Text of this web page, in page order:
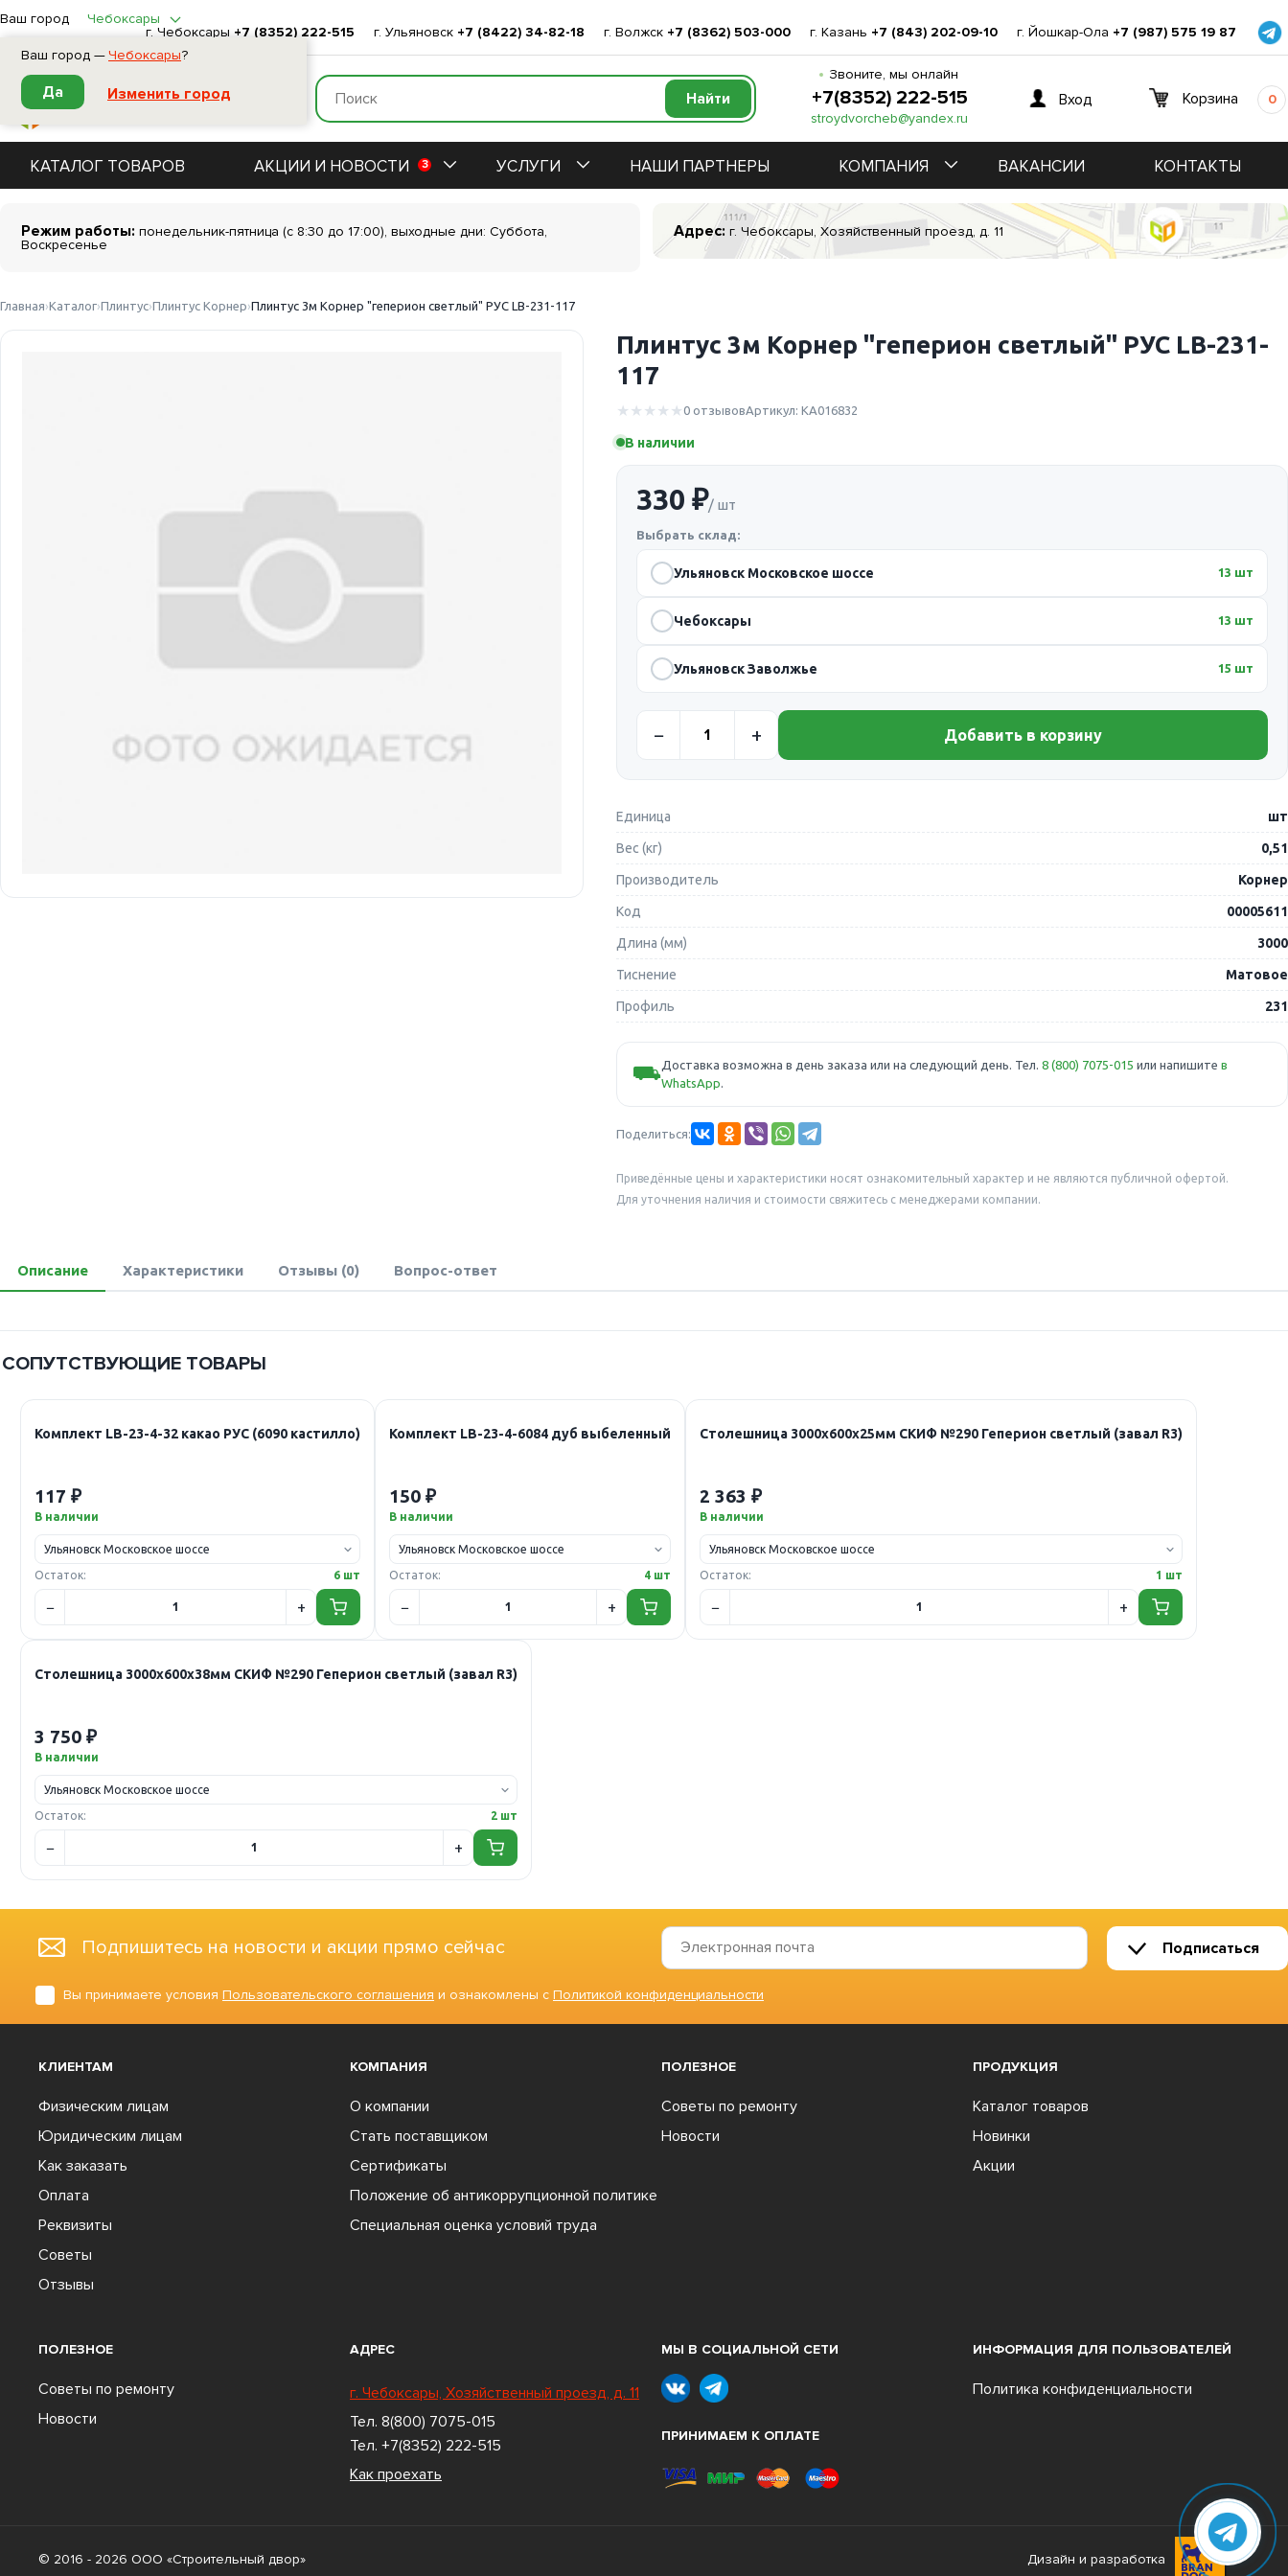
Ваш город —Чебоксары?
Да Изменить город
Ваш город
Чебоксары
г. Чебоксары +7 (8352) 222-515 г. Ульяновск +7 (8422) 34-82-18 г. Волжск +7 (8362) 503-000 г. Казань +7 (843) 202-09-10 г. Йошкар-Ола +7 (987) 575 19 87
Звоните, мы онлайн
+7(8352) 222-515
stroydvorcheb@yandex.ru
Вход Корзина 0
КАТАЛОГ ТОВАРОВ АКЦИИ И НОВОСТИ 3 УСЛУГИ НАШИ ПАРТНЕРЫ КОМПАНИЯ ВАКАНСИИ КОНТАКТЫ
Режим работы: понедельник-пятница (с 8:30 до 17:00), выходные дни: Суббота,
Воскресенье
Адрес: г. Чебоксары, Хозяйственный проезд, д. 11
Главная Каталог Плинтус Плинтус Корнер Плинтус 3м Корнер "геперион светлый" РУС LB-231-117
Плинтус 3м Корнер "геперион светлый" РУС LB-231-
117
0 отзывовАртикул: КА016832
В наличии
330 ₽/ шт
Выбрать склад:
Ульяновск Московское шоссе 13 шт
Чебоксары 13 шт
Ульяновск Заволжье 15 шт
Добавить в корзину
Единица шт
Вес (кг) 0,51
Производитель Корнер
Код 00005611
Длина (мм) 3000
Тиснение Матовое
Профиль 231
⛟Доставка возможна в день заказа или на следующий день. Тел.8 (800) 7075-015 или напишитев
WhatsApp
Поделиться:
Приведённые цены и характеристики носят ознакомительный характер и не являются публичной офертой.
Для уточнения наличия и стоимости свяжитесь с менеджерами компании.
Описание Характеристики Отзывы (0) Вопрос-ответ
СОПУТСТВУЮЩИЕ ТОВАРЫ
Комплект LB-23-4-32 какао РУС (6090 кастилло)
117 ₽
В наличии
Остаток: 6 шт
Комплект LB-23-4-6084 дуб выбеленный
150 ₽
В наличии
Остаток: 4 шт
Столешница 3000х600х25мм СКИФ №290 Геперион светлый (завал R3)
2 363 ₽
В наличии
Остаток: 1 шт
Столешница 3000х600х38мм СКИФ №290 Геперион светлый (завал R3)
3 750 ₽
В наличии
Остаток: 2 шт
Подпишитесь на новости и акции прямо сейчас Подписаться
Вы принимаете условия Пользовательского соглашения и ознакомлены с Политикой конфиденциальности
КЛИЕНТАМ
Физическим лицам
Юридическим лицам
Как заказать
Оплата
Реквизиты
Советы
Отзывы
КОМПАНИЯ
О компании
Стать поставщиком
Сертификаты
Положение об антикоррупционной политике
Специальная оценка условий труда
ПОЛЕЗНОЕ
Советы по ремонту
Новости
ПРОДУКЦИЯ
Каталог товаров
Новинки
Акции
ПОЛЕЗНОЕ
Советы по ремонту
Новости
АДРЕС
г. Чебоксары, Хозяйственный проезд, д. 11
Тел. 8(800) 7075-015
Тел. +7(8352) 222-515
Как проехать
МЫ В СОЦИАЛЬНОЙ СЕТИ
ПРИНИМАЕМ К ОПЛАТЕ
ИНФОРМАЦИЯ ДЛЯ ПОЛЬЗОВАТЕЛЕЙ
Политика конфиденциальности
© 2016 - 2026 ООО «Строительный двор» Дизайн и разработка